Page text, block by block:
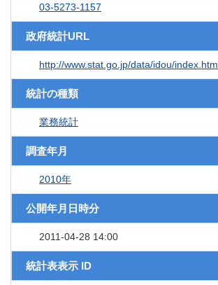
03-5273-1157
政府統計URL
http://www.stat.go.jp/data/idou/index.htm
統計の種類
業務統計
調査年月
2010年
公開年月日時分
2011-04-28 14:00
統計表表示 ID